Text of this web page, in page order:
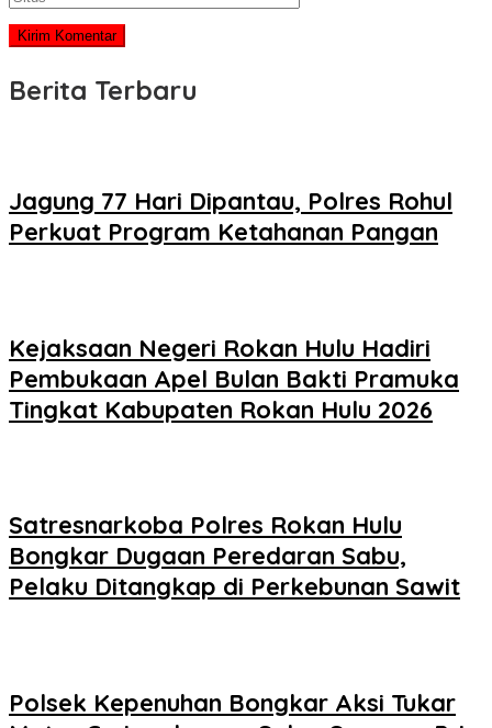
Berita Terbaru
Jagung 77 Hari Dipantau, Polres Rohul
Perkuat Program Ketahanan Pangan
Kejaksaan Negeri Rokan Hulu Hadiri
Pembukaan Apel Bulan Bakti Pramuka
Tingkat Kabupaten Rokan Hulu 2026
Satresnarkoba Polres Rokan Hulu
Bongkar Dugaan Peredaran Sabu,
Pelaku Ditangkap di Perkebunan Sawit
Polsek Kepenuhan Bongkar Aksi Tukar